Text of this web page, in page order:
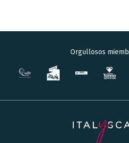
Orgullosos